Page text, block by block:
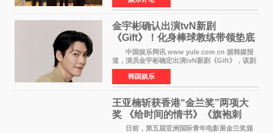
是张翼走进易学
金宇彬确认出演tvN新剧
《Gift》！化身棒球教练带领垫底
球队逆袭
中国娱乐网讯 www yule com cn 据韩媒报
道，演员金宇彬确定出演tvN新剧《Gift》，该剧
预计将于下半年播出，引发观众高度期待。
本剧改编自同名网络漫画，讲述一位经历意外事
故后获得特殊
韩国娱乐
王亚楠斩获香港“金兰奖”两项大
奖 《给时间的情书》《旗袍刺
客》双双获肯定
日前，第五届亚洲国际青年电影展金兰奖颁